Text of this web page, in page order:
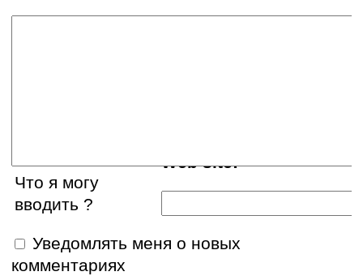
Web site:
Что я могу
вводить ?
Уведомлять меня о новых
комментариях